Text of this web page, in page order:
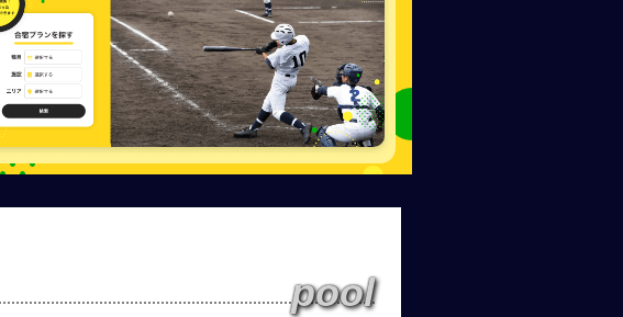
pool